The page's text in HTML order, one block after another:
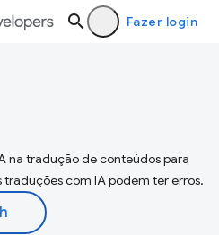
Fazer login
na tradução de conteúdos para
com IA podem ter erros.